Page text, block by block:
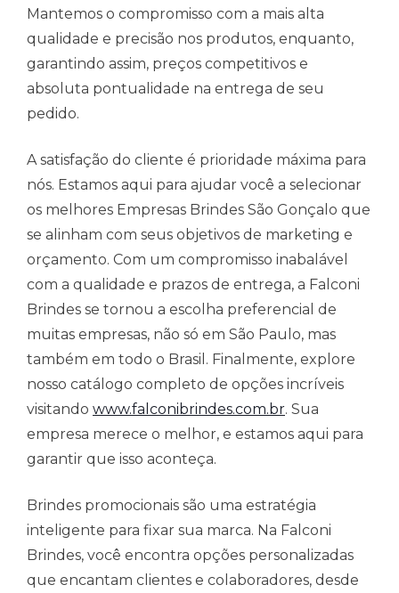
Mantemos o compromisso com a mais alta
qualidade e precisão nos produtos, enquanto,
garantindo assim, preços competitivos e
absoluta pontualidade na entrega de seu
pedido.
A satisfação do cliente é prioridade máxima para
nós. Estamos aqui para ajudar você a selecionar
os melhores Empresas Brindes São Gonçalo que
se alinham com seus objetivos de marketing e
orçamento. Com um compromisso inabalável
com a qualidade e prazos de entrega, a Falconi
Brindes se tornou a escolha preferencial de
muitas empresas, não só em São Paulo, mas
também em todo o Brasil. Finalmente, explore
nosso catálogo completo de opções incríveis
visitando www.falconibrindes.com.br. Sua
empresa merece o melhor, e estamos aqui para
garantir que isso aconteça.
Brindes promocionais são uma estratégia
inteligente para fixar sua marca. Na Falconi
Brindes, você encontra opções personalizadas
que encantam clientes e colaboradores, desde